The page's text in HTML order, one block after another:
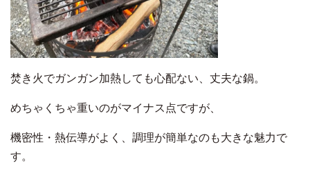
焚き火でガンガン加熱しても心配ない、丈夫な鍋。
めちゃくちゃ重いのがマイナス点ですが、
機密性・熱伝導がよく、調理が簡単なのも大きな魅力で
す。